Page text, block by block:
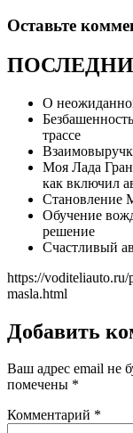
Оставьте
О
трассе
Моя Лада
как включил
Становление
Обучение
решение
Счастливый
https://
masla.html
Добавить
Ваш адрес email не
помечены *
Комментарий *